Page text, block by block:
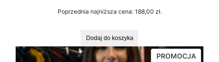
wynosiła:wynosi:
Poprzednia najniższa cena: 188,00 zł.
Dodaj do koszyka
PROMOCJA